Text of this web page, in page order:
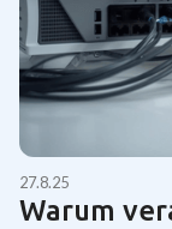
27.8.25
Warum